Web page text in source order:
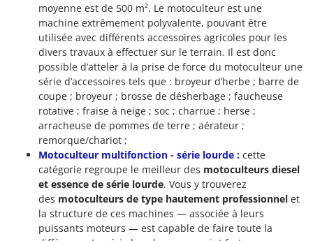
moyenne est de 500 m². Le motoculteur est une
machine extrêmement polyvalente, pouvant être
utilisée avec différents accessoires agricoles pour les
divers travaux à effectuer sur le terrain. Il est donc
possible d’atteler à la prise de force du motoculteur une
série d’accessoires tels que : broyeur d’herbe ; barre de
coupe ; broyeur ; brosse de désherbage ; faucheuse
rotative ; fraise à neige ; soc ; charrue ; herse ;
arracheuse de pommes de terre ; aérateur ;
remorque/chariot ;
Motoculteur multifonction - série lourde : cette
catégorie regroupe le meilleur des motoculteurs diesel
et essence de série lourde. Vous y trouverez
des motoculteurs de type hautement professionnel et
la structure de ces machines — associée à leurs
puissants moteurs — est capable de faire toute la